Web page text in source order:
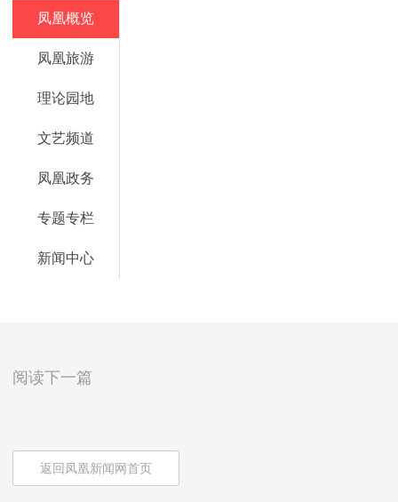
凤凰概览
凤凰旅游
理论园地
文艺频道
凤凰政务
专题专栏
新闻中心
阅读下一篇
返回凤凰新闻网首页